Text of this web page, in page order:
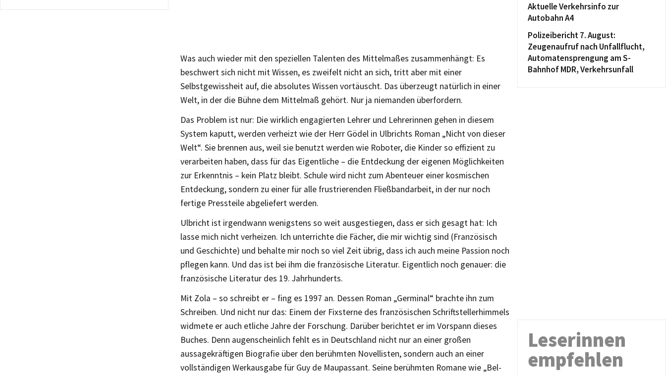
Was auch wieder mit den speziellen Talenten des Mittelmaßes zusammenhängt: Es
beschwert sich nicht mit Wissen, es zweifelt nicht an sich, tritt aber mit einer
Selbstgewissheit auf, die absolutes Wissen vortäuscht. Das überzeugt natürlich in einer
Welt, in der die Bühne dem Mittelmaß gehört. Nur ja niemanden überfordern.
Das Problem ist nur: Die wirklich engagierten Lehrer und Lehrerinnen gehen in diesem
System kaputt, werden verheizt wie der Herr Gödel in Ulbrichts Roman „Nicht von dieser
Welt“. Sie brennen aus, weil sie benutzt werden wie Roboter, die Kinder so effizient zu
verarbeiten haben, dass für das Eigentliche – die Entdeckung der eigenen Möglichkeiten
zur Erkenntnis – kein Platz bleibt. Schule wird nicht zum Abenteuer einer kosmischen
Entdeckung, sondern zu einer für alle frustrierenden Fließbandarbeit, in der nur noch
fertige Pressteile abgeliefert werden.
Ulbricht ist irgendwann wenigstens so weit ausgestiegen, dass er sich gesagt hat: Ich
lasse mich nicht verheizen. Ich unterrichte die Fächer, die mir wichtig sind (Französisch
und Geschichte) und behalte mir noch so viel Zeit übrig, dass ich auch meine Passion noch
pflegen kann. Und das ist bei ihm die französische Literatur. Eigentlich noch genauer: die
französische Literatur des 19. Jahrhunderts.
Mit Zola – so schreibt er – fing es 1997 an. Dessen Roman „Germinal“ brachte ihn zum
Schreiben. Und nicht nur das: Einem der Fixsterne des französischen Schriftstellerhimmels
widmete er auch etliche Jahre der Forschung. Darüber berichtet er im Vorspann dieses
Buches. Denn augenscheinlich fehlt es in Deutschland nicht nur an einer großen
aussagekräftigen Biografie über den berühmten Novellisten, sondern auch an einer
vollständigen Werkausgabe für Guy de Maupassant. Seine berühmten Romane wie „Bel-
Aktuelle Verkehrsinfo zur
Autobahn A4
Polizeibericht 7. August:
Zeugenaufruf nach Unfallflucht,
Automatensprengung am S-
Bahnhof MDR, Verkehrsunfall
Leserinnen
empfehlen